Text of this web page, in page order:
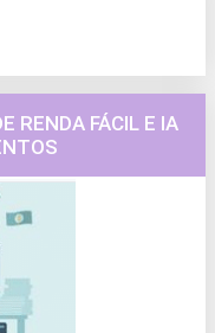
RENDA FÁCIL E IA